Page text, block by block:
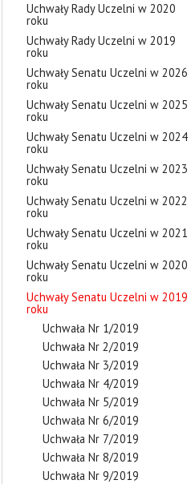
Uchwały Rady Uczelni w 2020
roku
Uchwały Rady Uczelni w 2019
roku
Uchwały Senatu Uczelni w 2026
roku
Uchwały Senatu Uczelni w 2025
roku
Uchwały Senatu Uczelni w 2024
roku
Uchwały Senatu Uczelni w 2023
roku
Uchwały Senatu Uczelni w 2022
roku
Uchwały Senatu Uczelni w 2021
roku
Uchwały Senatu Uczelni w 2020
roku
Uchwały Senatu Uczelni w 2019
roku
Uchwała Nr 1/2019
Uchwała Nr 2/2019
Uchwała Nr 3/2019
Uchwała Nr 4/2019
Uchwała Nr 5/2019
Uchwała Nr 6/2019
Uchwała Nr 7/2019
Uchwała Nr 8/2019
Uchwała Nr 9/2019